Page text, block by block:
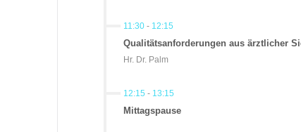
11:30- 12:15
Qualitätsanforderungen aus ärztlicher
Hr. Dr. Palm
12:15 - 13:15
Mittagspause